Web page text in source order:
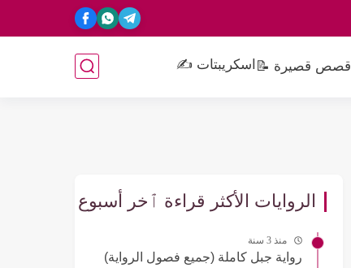
قصص قصيرة 📝 اسكريبتات ✍️
الروايات الأكثر قراءة ٱخر أسبوع
منذ 3 سنة
رواية جبل كاملة (جميع فصول الرواية)